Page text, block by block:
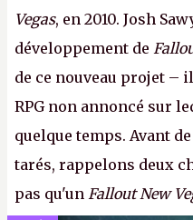
Vegas, en 2010. Josh
développement de
de ce nouveau projet –
RPG non annoncé sur
quelque temps. Avant
tarés, rappelons deux
pas qu'un Fallout New